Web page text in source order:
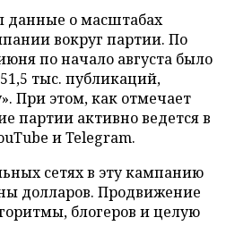
данные о масштабах
вокруг партии. По
по начало августа было
тыс. публикаций,
При этом, как отмечает
партии активно ведется в
и Telegram.
сетях в эту кампанию
долларов. Продвижение
блогеров и целую